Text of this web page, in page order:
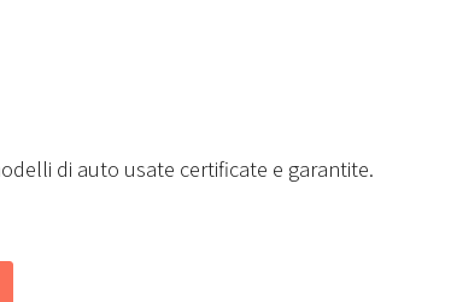
di auto usate certificate e garantite.